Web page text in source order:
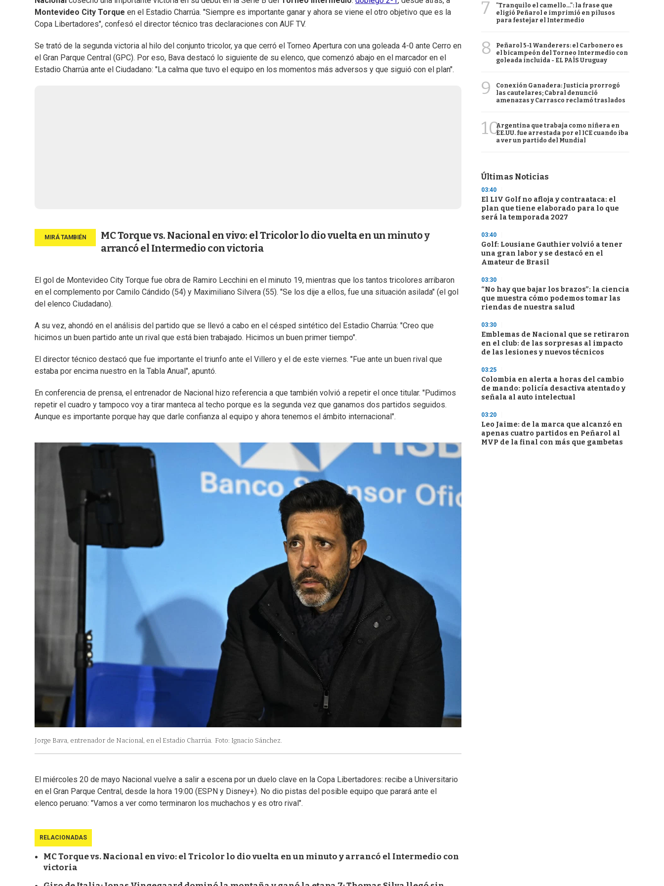
Montevideo City Torque en el Estadio Charrúa. "Siempre es importante ganar y ahora se viene el otro objetivo que es la
Copa Libertadores", confesó el director técnico tras declaraciones con AUF TV.
Se trató de la segunda victoria al hilo del conjunto tricolor, ya que cerró el Torneo Apertura con una goleada 4-0 ante Cerro en
el Gran Parque Central (GPC). Por eso, Bava destacó lo siguiente de su elenco, que comenzó abajo en el marcador en el
Estadio Charrúa ante el Ciudadano: "La calma que tuvo el equipo en los momentos más adversos y que siguió con el plan".
MC Torque vs. Nacional en vivo: el Tricolor lo dio vuelta en un minuto y
arrancó el Intermedio con victoria
El gol de Montevideo City Torque fue obra de Ramiro Lecchini en el minuto 19, mientras que los tantos tricolores arribaron
en el complemento por Camilo Cándido (54) y Maximiliano Silvera (55). "Se los dije a ellos, fue una situación asilada" (el gol
del elenco Ciudadano).
A su vez, ahondó en el análisis del partido que se llevó a cabo en el césped sintético del Estadio Charrúa: "Creo que
hicimos un buen partido ante un rival que está bien trabajado. Hicimos un buen primer tiempo".
El director técnico destacó que fue importante el triunfo ante el Villero y el de este viernes. "Fue ante un buen rival que
estaba por encima nuestro en la Tabla Anual", apuntó.
En conferencia de prensa, el entrenador de Nacional hizo referencia a que también volvió a repetir el once titular. "Pudimos
repetir el cuadro y tampoco voy a tirar manteca al techo porque es la segunda vez que ganamos dos partidos seguidos.
Aunque es importante porque hay que darle confianza al equipo y ahora tenemos el ámbito internacional".
Jorge Bava, entrenador de Nacional, en el Estadio Charrúa. Foto: Ignacio Sánchez.
El miércoles 20 de mayo Nacional vuelve a salir a escena por un duelo clave en la Copa Libertadores: recibe a Universitario
en el Gran Parque Central, desde la hora 19:00 (ESPN y Disney+). No dio pistas del posible equipo que parará ante el
elenco peruano: "Vamos a ver como terminaron los muchachos y es otro rival".
RELACIONADAS
MC Torque vs. Nacional en vivo: el Tricolor lo dio vuelta en un minuto y arrancó el Intermedio con
victoria
7
"Tranquilo el camello...": la frase que
eligió Peñarol e imprimió en pilusos
para festejar el Intermedio
8
Peñarol 5-1 Wanderers: el Carbonero es
el bicampeón del Torneo Intermedio con
goleada incluida - EL PAÍS Uruguay
9
Conexión Ganadera: Justicia prorrogó
las cautelares; Cabral denunció
amenazas y Carrasco reclamó traslados
10Argentina que trabaja como niñera en
EE.UU. fue arrestada por el ICE cuando iba
a ver un partido del Mundial
Últimas Noticias
03:40
El LIV Golf no afloja y contraataca: el
plan que tiene elaborado para lo que
será la temporada 2027
03:40
Golf: Lousiane Gauthier volvió a tener
una gran labor y se destacó en el
Amateur de Brasil
03:30
“No hay que bajar los brazos”: la ciencia
que muestra cómo podemos tomar las
riendas de nuestra salud
03:30
Emblemas de Nacional que se retiraron
en el club: de las sorpresas al impacto
de las lesiones y nuevos técnicos
03:25
Colombia en alerta a horas del cambio
de mando: policía desactiva atentado y
señala al auto intelectual
03:20
Leo Jaime: de la marca que alcanzó en
apenas cuatro partidos en Peñarol al
MVP de la final con más que gambetas